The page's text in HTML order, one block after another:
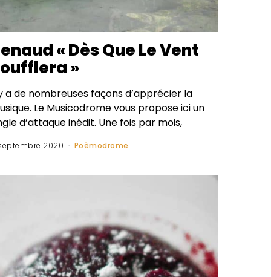
« Dès Que Le Vent
»
a de nombreuses façons d’apprécier la
Le Musicodrome vous propose ici un
d’attaque inédit. Une fois par mois,
2020 Poèmodrome